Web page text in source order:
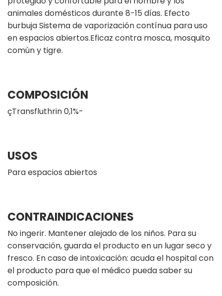
animales domésticos durante 8-15 días. Efecto
burbuja Sistema de vaporización contínua para uso
en espacios abiertos.Eficaz contra mosca, mosquito
común y tigre.
COMPOSICIÓN
çTransfluthrin 0,1%-
USOS
Para espacios abiertos
CONTRAINDICACIONES
No ingerir. Mantener alejado de los niños. Para su
conservación, guarda el producto en un lugar seco y
fresco. En caso de intoxicación: acuda el hospital con
el producto para que el médico pueda saber su
composición.